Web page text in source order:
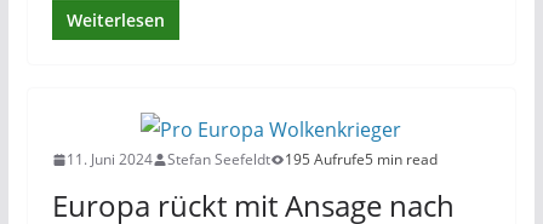
Weiterlesen
11. Juni 2024 Stefan Seefeldt 195 Aufrufe5 min read
Europa rückt mit Ansage nach